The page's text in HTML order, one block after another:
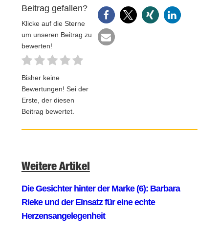
Beitrag gefallen?
Klicke auf die Sterne
um unseren Beitrag zu
bewerten!
Bisher keine
Bewertungen! Sei der
Erste, der diesen
Beitrag bewertet.
Weitere Artikel